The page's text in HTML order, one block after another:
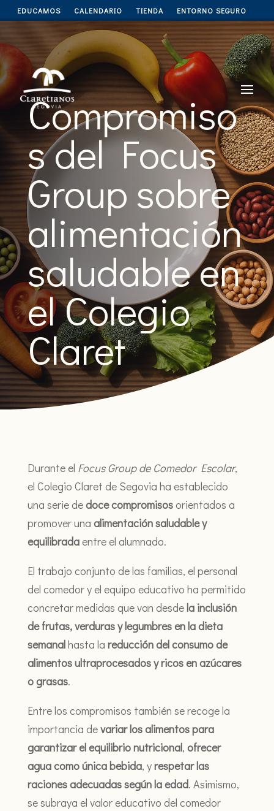
EDUCAMOS CALENDARIO TIENDA ENTORNO SEGURO
Compromiso
s del Focus
Group sobre
alimentación
saludable en
el Colegio
Claret
Durante el Focus Group de Comedor Escolar,
el Colegio Claret de Segovia ha establecido
una serie dedoce compromisosorientados a
promover una alimentación saludable y
equilibradaentre el alumnado.
El trabajo conjunto de las familias, el personal
del comedor y el equipo educativo ha permitido
concretar medidas que van desde la inclusión
de frutas, verduras y legumbres en la dieta
semanalhasta la reducción del consumo de
alimentos ultraprocesados y ricos en azúcares
o grasas.
Entre los compromisos también se recoge la
importancia devariar los alimentos para
garantizar el equilibrio nutricional, ofrecer
agua como única bebida, yrespetar las
raciones adecuadas según la edad. Asimismo,
se subraya el valor educativo del comedor